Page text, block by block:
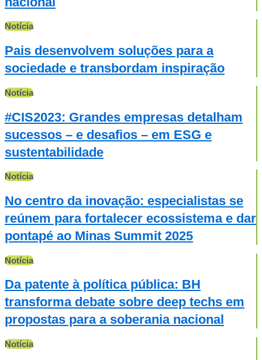
Notícia
Pais desenvolvem soluções para a
sociedade e transbordam inspiração
Notícia
#CIS2023: Grandes empresas detalham
sucessos – e desafios – em ESG e
sustentabilidade
Notícia
No centro da inovação: especialistas se
reúnem para fortalecer ecossistema e dar
pontapé ao Minas Summit 2025
Notícia
Da patente à política pública: BH
transforma debate sobre deep techs em
propostas para a soberania nacional
Notícia